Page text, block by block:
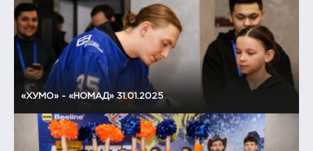
«ХУМО» - «НОМАД» 31.01.2025